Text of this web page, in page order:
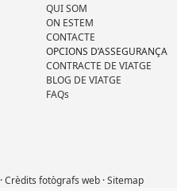
QUI SOM
ON ESTEM
CONTACTE
OPCIONS D’ASSEGURANÇA
CONTRACTE DE VIATGE
BLOG DE VIATGE
FAQs
·Crèdits fotògrafs web ·Sitemap